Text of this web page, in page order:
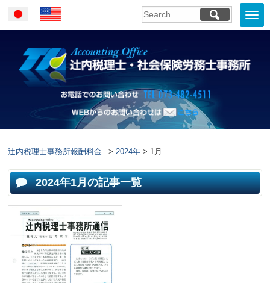
JapaneseEnglish
お電話でのお
WEBからのお問い合わせはこ
辻内税理士事務所報酬料金 >2024年 > 1月
2024年1月の記事一覧